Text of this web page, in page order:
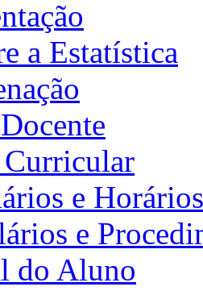
a Estatística
e Horários
e
do Aluno